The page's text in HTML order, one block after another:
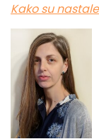
Kako su